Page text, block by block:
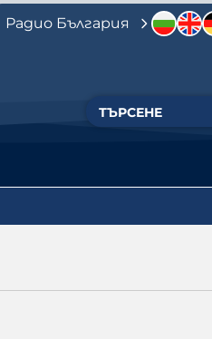
Радио България